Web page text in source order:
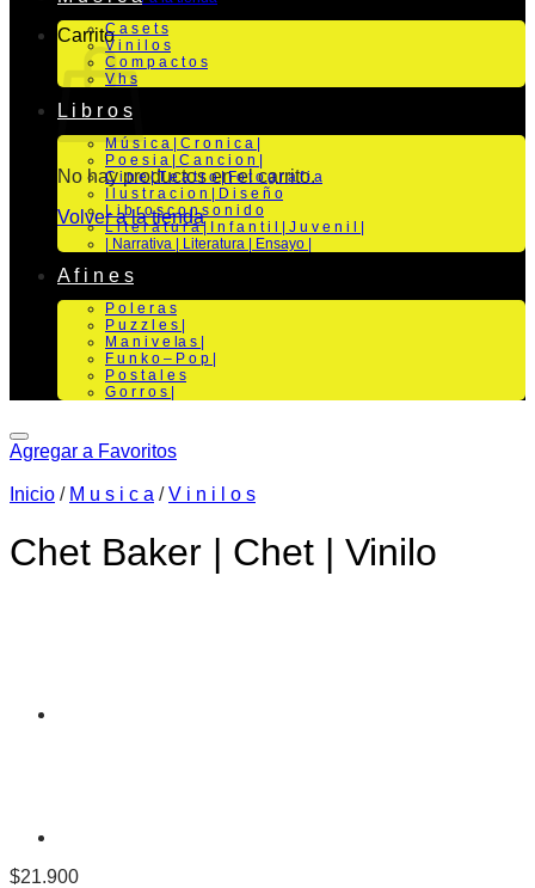
Carrito
No hay productos en el carrito.
Volver a la tienda
C a s e t s
V i n i l o s
C o m p a c t o s
V h s
L i b r o s
M ú s i c a | C r o n i c a |
P o e s i a | C a n c i o n |
C i n e | T e a t r o | Fo t o g r a f i a
I l u s t r a c i o n | D i s e ñ o
L i b r o s c o n s o n i d o
L i t e r a t u r a | I n f a n t i l | J u v e n i l |
| Narrativa | Literatura | Ensayo |
A f i n e s
P o l e r a s
P u z z l e s |
M a n i v e la s |
F u n k o – P o p |
P o s t a l e s
G o r r o s |
Agregar a Favoritos
Inicio / M u s i c a / V i n i l o s
Chet Baker | Chet | Vinilo
$21.900